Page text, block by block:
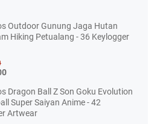
Outdoor Gunung Jaga Hutan
Hiking Petualang - 36 Keylogger
Dragon Ball Z Son Goku Evolution
Super Saiyan Anime - 42
Artwear